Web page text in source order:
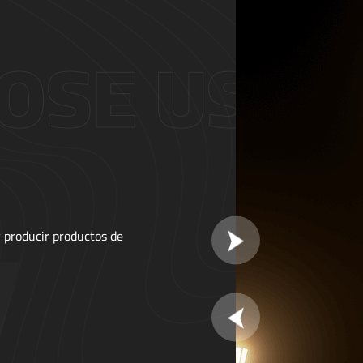
CNC y fábrica de
Tenemos nuestro propio
completo, que puede garantizar